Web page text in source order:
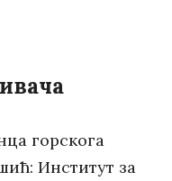
горскога
Институт за